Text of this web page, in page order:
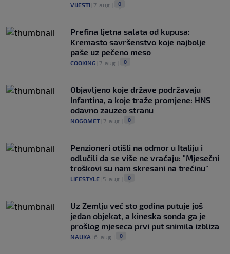
VIJESTI 7. aug. 0
Prefina ljetna salata od kupusa:
Kremasto savršenstvo koje najbolje
paše uz pečeno meso
COOKING 7. aug. 0
Objavljeno koje države podržavaju
Infantina, a koje traže promjene: HNS
odavno zauzeo stranu
NOGOMET 7. aug. 0
Penzioneri otišli na odmor u Italiju i
odlučili da se više ne vraćaju: "Mjesečni
troškovi su nam skresani na trećinu"
LIFESTYLE 5. aug. 0
Uz Zemlju već sto godina putuje još
jedan objekat, a kineska sonda ga je
prošlog mjeseca prvi put snimila izbliza
NAUKA 6. aug. 0